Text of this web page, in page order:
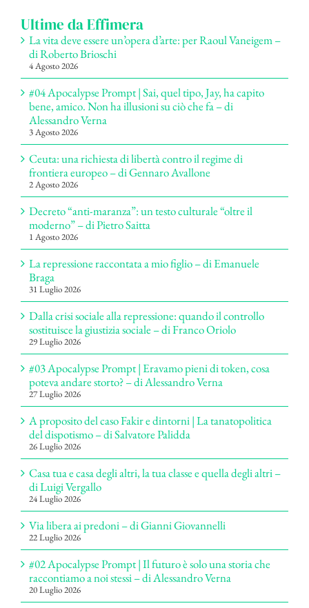
Ultime da Effimera
La vita deve essere un’opera d’arte: per Raoul Vaneigem –
di Roberto Brioschi
4 Agosto 2026
#04 Apocalypse Prompt | Sai, quel tipo, Jay, ha capito
bene, amico. Non ha illusioni su ciò che fa – di
Alessandro Verna
3 Agosto 2026
Ceuta: una richiesta di libertà contro il regime di
frontiera europeo – di Gennaro Avallone
2 Agosto 2026
Decreto “anti-maranza”: un testo culturale “oltre il
moderno” – di Pietro Saitta
1 Agosto 2026
La repressione raccontata a mio figlio – di Emanuele
Braga
31 Luglio 2026
Dalla crisi sociale alla repressione: quando il controllo
sostituisce la giustizia sociale – di Franco Oriolo
29 Luglio 2026
#03 Apocalypse Prompt | Eravamo pieni di token, cosa
poteva andare storto? – di Alessandro Verna
27 Luglio 2026
A proposito del caso Fakir e dintorni | La tanatopolitica
del dispotismo – di Salvatore Palidda
26 Luglio 2026
Casa tua e casa degli altri, la tua classe e quella degli altri –
di Luigi Vergallo
24 Luglio 2026
Via libera ai predoni – di Gianni Giovannelli
22 Luglio 2026
#02 Apocalypse Prompt | Il futuro è solo una storia che
raccontiamo a noi stessi – di Alessandro Verna
20 Luglio 2026